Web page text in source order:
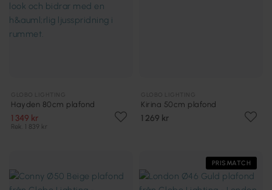
Hayden 80cm plafond
1 349 kr
Rek. 1 839 kr
Kirina 50cm plafond
1 269 kr
PRISMATCH